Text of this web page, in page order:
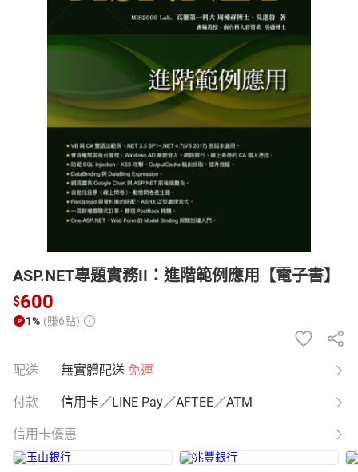
男裝 化妝保養
日本購物 電子/紙本書
HOT
ASP.NET專題實務II：進階範例應用【電子書】
$600
1% (賺6點)
配送 無實體配送 免運
付款 信用卡／LINE Pay／AFTEE／ATM
信用卡優惠